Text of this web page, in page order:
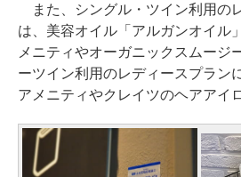
また、シングル・ツイン利用の
は、美容オイル「アルガンオイル
メニティやオーガニックスムージ
ーツイン利用のレディースプラン
アメニティやクレイツのヘアアイ